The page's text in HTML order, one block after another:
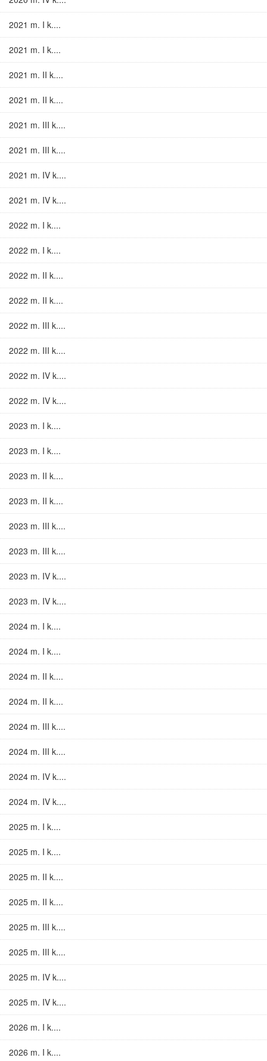
2021 m. I k....
2021 m. I k....
2021 m. II k....
2021 m. II k....
2021 m. III k....
2021 m. III k....
2021 m. IV k....
2021 m. IV k....
2022 m. I k....
2022 m. I k....
2022 m. II k....
2022 m. II k....
2022 m. III k....
2022 m. III k....
2022 m. IV k....
2022 m. IV k....
2023 m. I k....
2023 m. I k....
2023 m. II k....
2023 m. II k....
2023 m. III k....
2023 m. III k....
2023 m. IV k....
2023 m. IV k....
2024 m. I k....
2024 m. I k....
2024 m. II k....
2024 m. II k....
2024 m. III k....
2024 m. III k....
2024 m. IV k....
2024 m. IV k....
2025 m. I k....
2025 m. I k....
2025 m. II k....
2025 m. II k....
2025 m. III k....
2025 m. III k....
2025 m. IV k....
2025 m. IV k....
2026 m. I k....
2026 m. I k....